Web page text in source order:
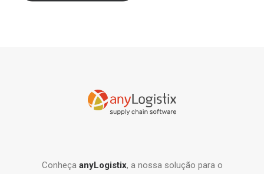
Conheça anyLogistix, a nossa solução para o